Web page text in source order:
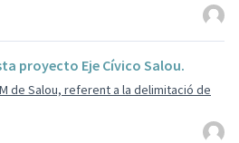
proyecto Eje Cívico Salou.
de Salou, referent a la delimitació de